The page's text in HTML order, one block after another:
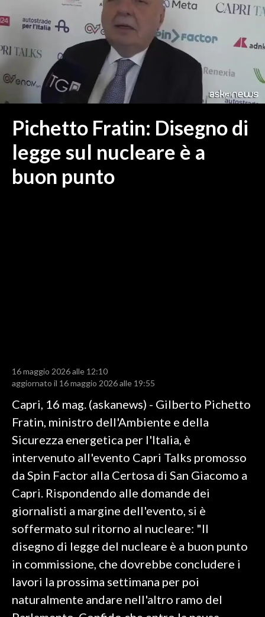
MEDIO CAMPIDANO
ORISTANO E PROVINCIA
SASSARI E PROVINCIA
GALLURA
NUORO E PROVINCIA
OGLIASTRA
ITALIA
MONDO
RISULTATI E CLASSIFICHE
CALCIO REGIONALE
BASKET
VOLLEY
MOTORI
TENNIS
ALTRI SPORT
CULTURA
SPETTACOLI
GOSSIP
SALUTE
Pichetto Fratin: Disegno di
legge sul nucleare è a
buon punto
16 maggio 2026 alle 12:10
aggiornato il 16 maggio 2026 alle 19:55
Capri, 16 mag. (askanews) - Gilberto Pichetto
Fratin, ministro dell'Ambiente e della
Sicurezza energetica per l'Italia, è
intervenuto all'evento Capri Talks promosso
da Spin Factor alla Certosa di San Giacomo a
Capri. Rispondendo alle domande dei
giornalisti a margine dell'evento, si è
soffermato sul ritorno al nucleare: "Il
disegno di legge del nucleare è a buon punto
in commissione, che dovrebbe concludere i
lavori la prossima settimana per poi
naturalmente andare nell'altro ramo del